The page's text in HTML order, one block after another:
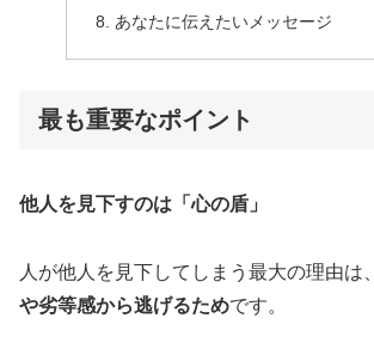
あなたに伝えたいメッセージ
最も重要なポイント
他人を見下すのは「心の盾」
人が他人を見下してしまう最大の理由は、
や劣等感から逃げるためです。